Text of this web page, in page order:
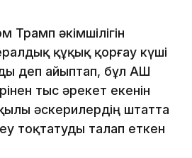
Трамп әкімшілігін
құқық қорғау күші
деп айыптап, бұл АҚШ
тыс әрекет екенін
әскерилердің штатта
тоқтатуды талап еткен